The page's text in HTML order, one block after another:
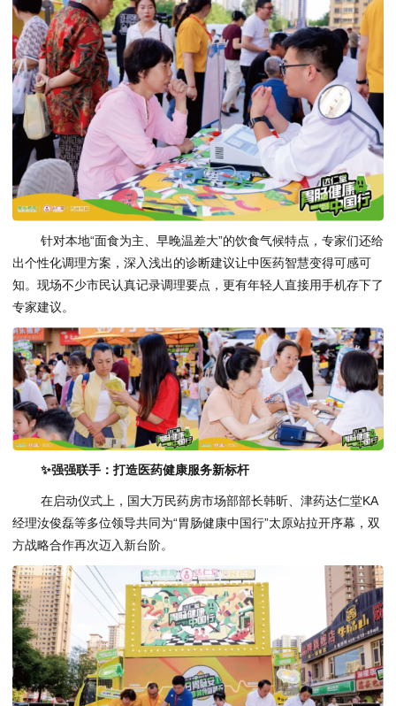
针对本地“面食为主、早晚温差大”的饮食气候特点，专家们还给
出个性化调理方案，深入浅出的诊断建议让中医药智慧变得可感可
知。现场不少市民认真记录调理要点，更有年轻人直接用手机存下了
专家建议。
✨强强联手：打造医药健康服务新标杆
在启动仪式上，国大万民药房市场部部长韩昕、津药达仁堂KA
经理汝俊磊等多位领导共同为“胃肠健康中国行”太原站拉开序幕，双
方战略合作再次迈入新台阶。